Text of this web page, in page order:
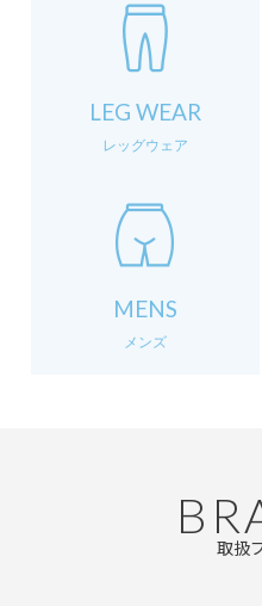
LEG WEAR
レッグウェア
MENS
メンズ
取扱